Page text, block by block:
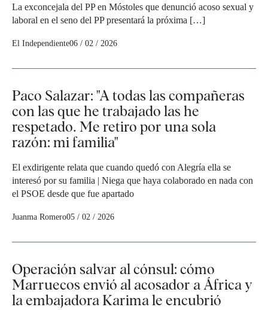
La exconcejala del PP en Móstoles que denunció acoso sexual y
laboral en el seno del PP presentará la próxima […]
El Independiente06 / 02 / 2026
Paco Salazar: "A todas las compañeras
con las que he trabajado las he
respetado. Me retiro por una sola
razón: mi familia"
El exdirigente relata que cuando quedó con Alegría ella se
interesó por su familia | Niega que haya colaborado en nada con
el PSOE desde que fue apartado
Juanma Romero05 / 02 / 2026
Operación salvar al cónsul: cómo
Marruecos envió al acosador a África y
la embajadora Karima le encubrió